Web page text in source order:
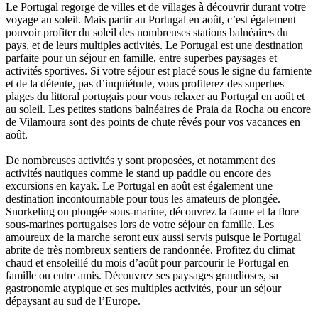
Le Portugal regorge de villes et de villages à découvrir durant votre
voyage au soleil. Mais partir au Portugal en août, c’est également
pouvoir profiter du soleil des nombreuses stations balnéaires du
pays, et de leurs multiples activités. Le Portugal est une destination
parfaite pour un séjour en famille, entre superbes paysages et
activités sportives. Si votre séjour est placé sous le signe du farniente
et de la détente, pas d’inquiétude, vous profiterez des superbes
plages du littoral portugais pour vous relaxer au Portugal en août et
au soleil. Les petites stations balnéaires de Praia da Rocha ou encore
de Vilamoura sont des points de chute rêvés pour vos vacances en
août.
De nombreuses activités y sont proposées, et notamment des
activités nautiques comme le stand up paddle ou encore des
excursions en kayak. Le Portugal en août est également une
destination incontournable pour tous les amateurs de plongée.
Snorkeling ou plongée sous-marine, découvrez la faune et la flore
sous-marines portugaises lors de votre séjour en famille. Les
amoureux de la marche seront eux aussi servis puisque le Portugal
abrite de très nombreux sentiers de randonnée. Profitez du climat
chaud et ensoleillé du mois d’août pour parcourir le Portugal en
famille ou entre amis. Découvrez ses paysages grandioses, sa
gastronomie atypique et ses multiples activités, pour un séjour
dépaysant au sud de l’Europe.